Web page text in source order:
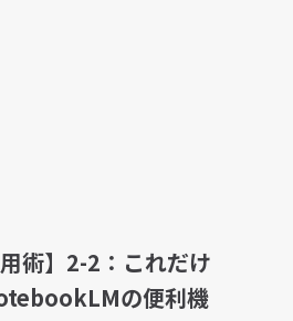
用術】2-2：これだけ
の便利機